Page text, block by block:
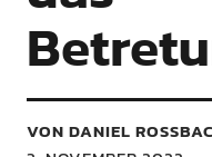
VON DANIEL ROSSBACH